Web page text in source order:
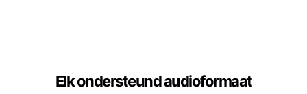
Elk ondersteund audioformaat